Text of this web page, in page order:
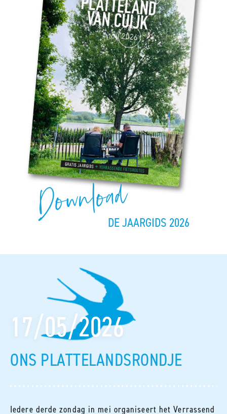
DownloadDE JAARGIDS 2026
17/05/2026
ONS PLATTELANDSRONDJE
Iedere derde zondag in mei organiseert het Verrassend